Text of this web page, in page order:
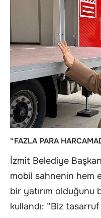
“FAZLA PARA
İzmit Belediye
mobil sahnenin hem
bir yatırım olduğunu
kullandı: “Biz